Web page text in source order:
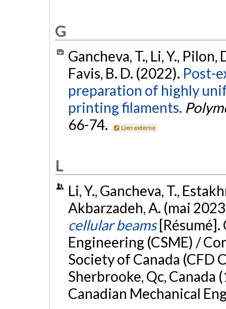
G
Gancheva, T., Li, Y.,
Favis, B. D. (2022). Post-
preparation of highly
printing filaments.
66-74.
Lien externe
L
Li, Y., Gancheva, T.,
Akbarzadeh, A. (mai
cellular beams
Engineering (CSME) /
Society of Canada (CFD
Sherbrooke, Qc, Canada
Canadian Mechanical